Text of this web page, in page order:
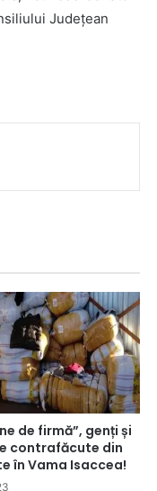
Județean
de firmă”, genți și
contrafăcute din
în Vama Isaccea!